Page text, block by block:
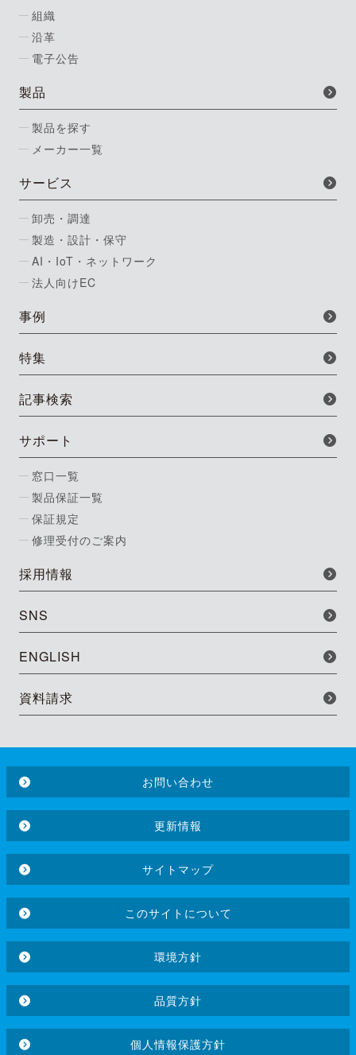
組織
沿革
電子公告
製品
製品を探す
メーカー一覧
サービス
卸売・調達
製造・設計・保守
AI・IoT・ネットワーク
法人向けEC
事例
特集
記事検索
サポート
窓口一覧
製品保証一覧
保証規定
修理受付のご案内
採用情報
SNS
ENGLISH
資料請求
お問い合わせ
更新情報
サイトマップ
このサイトについて
環境方針
品質方針
個人情報保護方針